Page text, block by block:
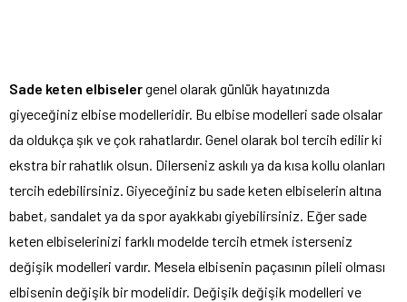
Sade keten elbiselergenel olarak günlük hayatınızda
giyeceğiniz elbise modelleridir. Bu elbise modelleri sade olsalar
da oldukça şık ve çok rahatlardır. Genel olarak bol tercih edilir ki
ekstra bir rahatlık olsun. Dilerseniz askılı ya da kısa kollu olanları
tercih edebilirsiniz. Giyeceğiniz bu sade keten elbiselerin altına
babet, sandalet ya da spor ayakkabı giyebilirsiniz. Eğer sade
keten elbiselerinizi farklı modelde tercih etmek isterseniz
değişik modelleri vardır. Mesela elbisenin paçasının pileli olması
elbisenin değişik bir modelidir. Değişik değişik modelleri ve